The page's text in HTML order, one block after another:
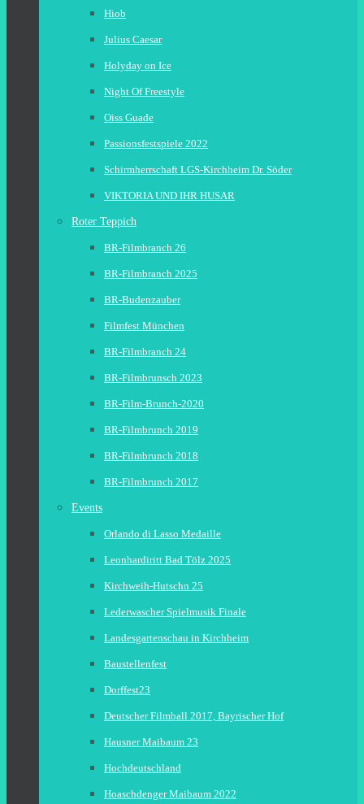
Hiob
Julius Caesar
Holyday on Ice
Night Of Freestyle
Oiss Guade
Passionsfestspiele 2022
Schirmherrschaft LGS-Kirchheim Dr. Söder
VIKTORIA UND IHR HUSAR
Roter Teppich
BR-Filmbranch 26
BR-Filmbranch 2025
BR-Budenzauber
Filmfest München
BR-Filmbranch 24
BR-Filmbrunsch 2023
BR-Film-Brunch-2020
BR-Filmbrunch 2019
BR-Filmbrunch 2018
BR-Filmbrunch 2017
Events
Orlando di Lasso Medaille
Leonhardiritt Bad Tölz 2025
Kirchweih-Hutschn 25
Lederwascher Spielmusik Finale
Landesgartenschau in Kirchheim
Baustellenfest
Dorffest23
Deutscher Filmball 2017, Bayrischer Hof
Hausner Maibaum 23
Hochdeutschland
Hoaschdenger Maibaum 2022